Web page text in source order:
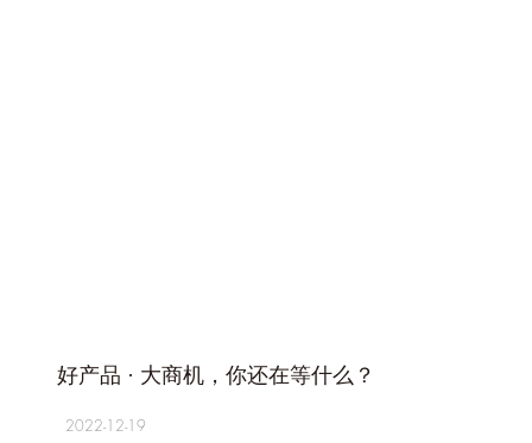
好产品 · 大商机，你还在等什么？
2022-12-19